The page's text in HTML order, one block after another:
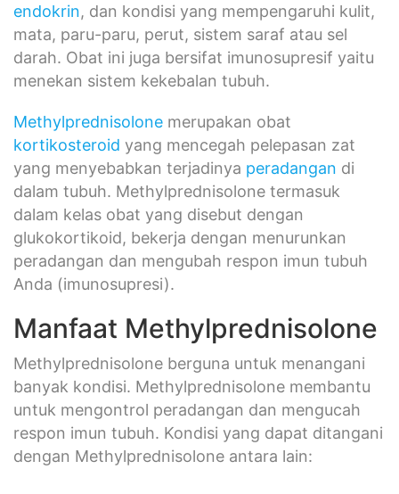
endokrin, dan kondisi yang mempengaruhi kulit,
mata, paru-paru, perut, sistem saraf atau sel
darah. Obat ini juga bersifat imunosupresif yaitu
menekan sistem kekebalan tubuh.
Methylprednisolone merupakan obat
kortikosteroid yang mencegah pelepasan zat
yang menyebabkan terjadinya peradangan di
dalam tubuh. Methylprednisolone termasuk
dalam kelas obat yang disebut dengan
glukokortikoid, bekerja dengan menurunkan
peradangan dan mengubah respon imun tubuh
Anda (imunosupresi).
Manfaat Methylprednisolone
Methylprednisolone berguna untuk menangani
banyak kondisi. Methylprednisolone membantu
untuk mengontrol peradangan dan mengucah
respon imun tubuh. Kondisi yang dapat ditangani
dengan Methylprednisolone antara lain: